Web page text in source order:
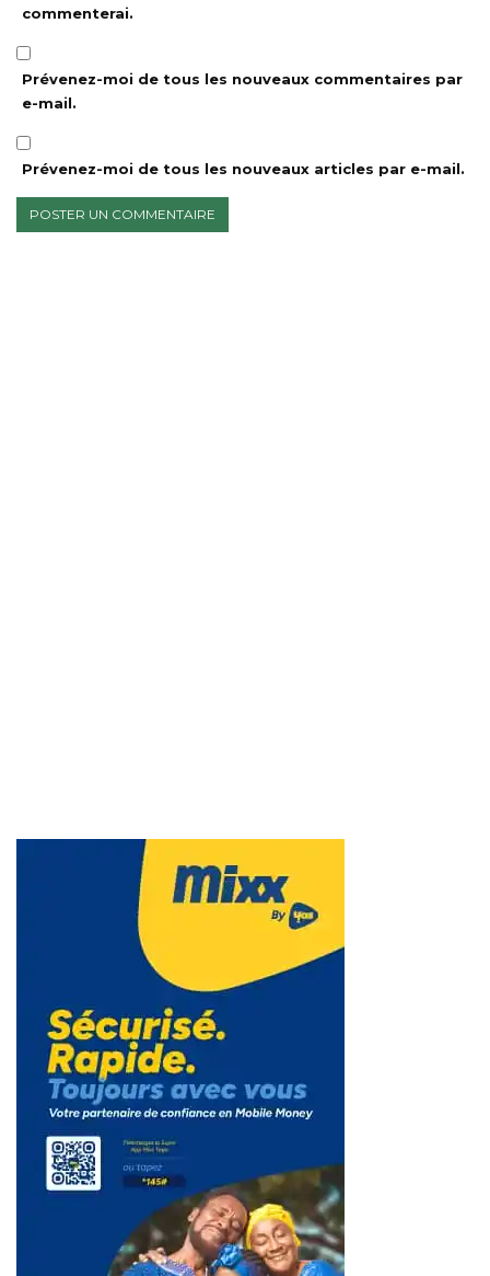
commenterai.
Prévenez-moi de tous les nouveaux commentaires par
e-mail.
Prévenez-moi de tous les nouveaux articles par e-mail.